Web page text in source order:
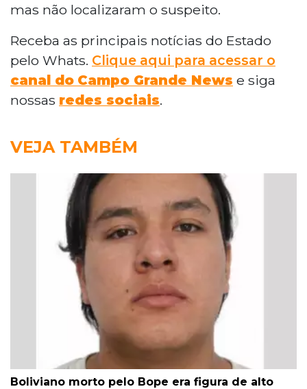
mas não localizaram o suspeito.
Receba as principais notícias do Estado
pelo Whats. Clique aqui para acessar o
canal do Campo Grande News e siga
nossas redes sociais.
VEJA TAMBÉM
Boliviano morto pelo Bope era figura de alto